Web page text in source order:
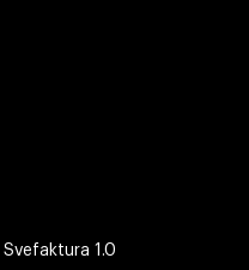
Svefaktura 1.0